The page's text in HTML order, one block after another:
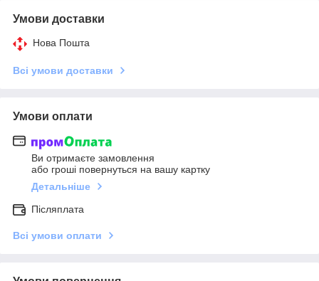
Умови доставки
Нова Пошта
Всі умови доставки
Умови оплати
Ви отримаєте замовлення
або гроші повернуться на вашу картку
Детальніше
Післяплата
Всі умови оплати